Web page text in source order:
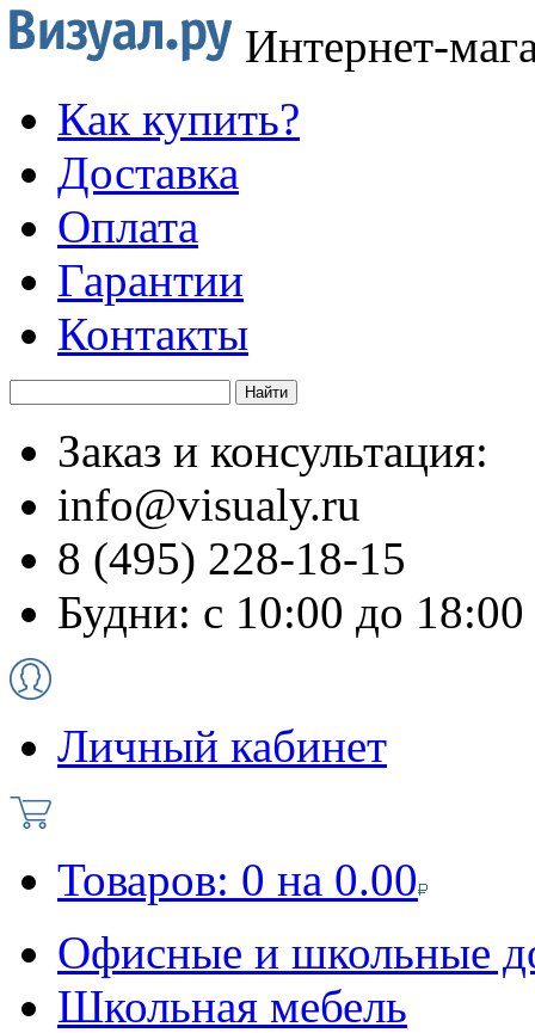
Интернет-
Как купить?
Доставка
Оплата
Гарантии
Контакты
Заказ и консультация:
info@visualy.ru
8 (495) 228-18-15
Будни: с 10:00 до 18:00
Личный кабинет
Товаров: 0 на 0.00
Офисные и школьные
Школьная мебель